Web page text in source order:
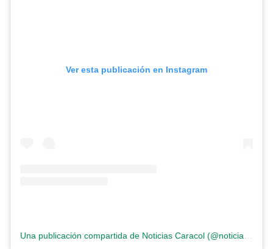
Ver esta publicación en Instagram